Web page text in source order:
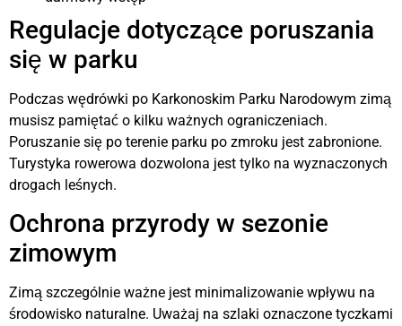
Regulacje dotyczące poruszania
się w parku
Podczas wędrówki po Karkonoskim Parku Narodowym zimą
musisz pamiętać o kilku ważnych ograniczeniach.
Poruszanie się po terenie parku po zmroku jest zabronione.
Turystyka rowerowa dozwolona jest tylko na wyznaczonych
drogach leśnych.
Ochrona przyrody w sezonie
zimowym
Zimą szczególnie ważne jest minimalizowanie wpływu na
środowisko naturalne. Uważaj na szlaki oznaczone tyczkami